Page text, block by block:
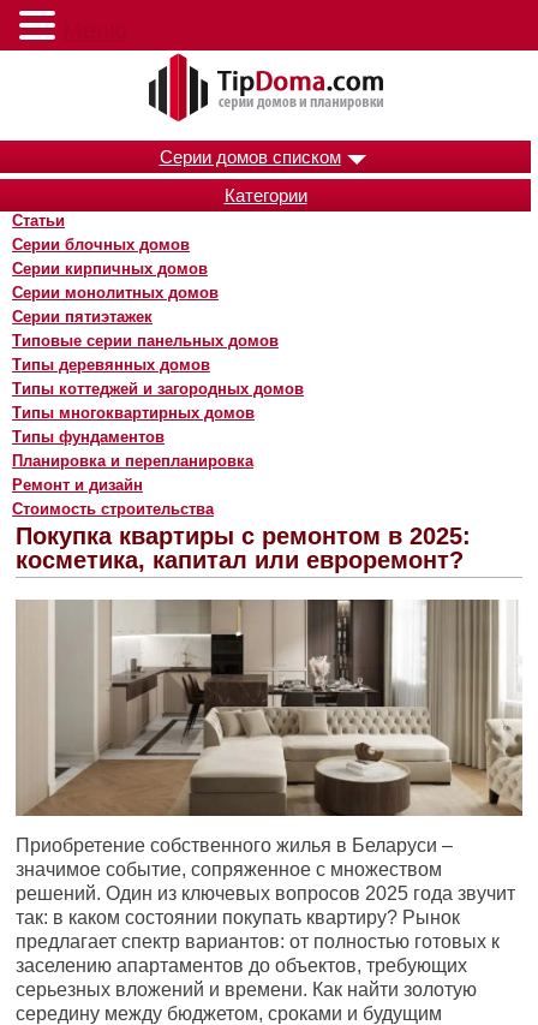
Серии домов списком
Категории
Статьи
Серии блочных домов
Серии кирпичных домов
Серии монолитных домов
Серии пятиэтажек
Типовые серии панельных домов
Типы деревянных домов
Типы коттеджей и загородных домов
Типы многоквартирных домов
Типы фундаментов
Планировка и перепланировка
Ремонт и дизайн
Стоимость строительства
Покупка квартиры с ремонтом в 2025:
косметика, капитал или евроремонт?
Приобретение собственного жилья в Беларуси –
значимое событие, сопряженное с множеством
решений. Один из ключевых вопросов 2025 года звучит
так: в каком состоянии покупать квартиру? Рынок
предлагает спектр вариантов: от полностью готовых к
заселению апартаментов до объектов, требующих
серьезных вложений и времени. Как найти золотую
середину между бюджетом, сроками и будущим